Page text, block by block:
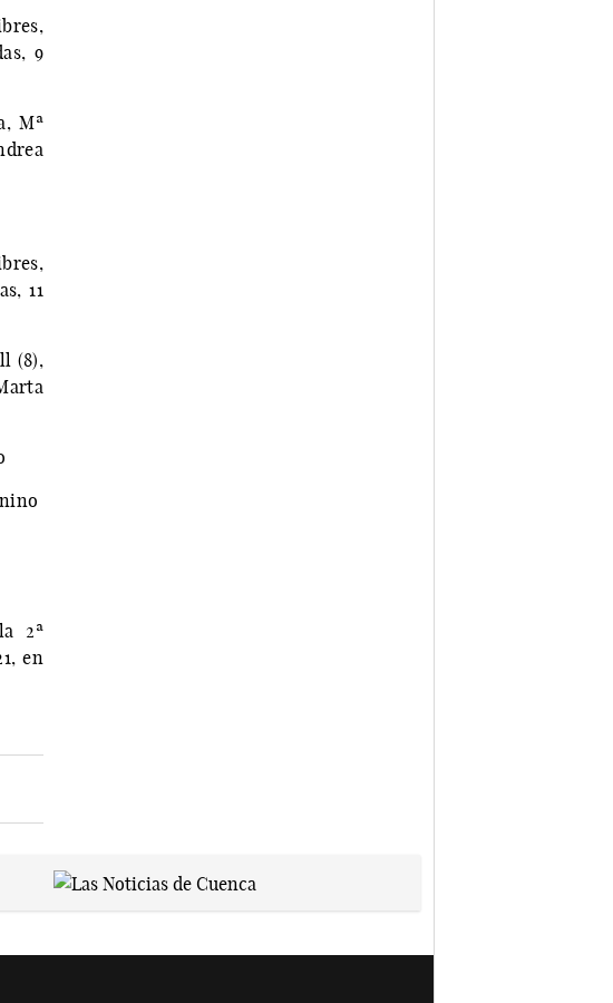
9
Mª
11
(8),
2ª
en